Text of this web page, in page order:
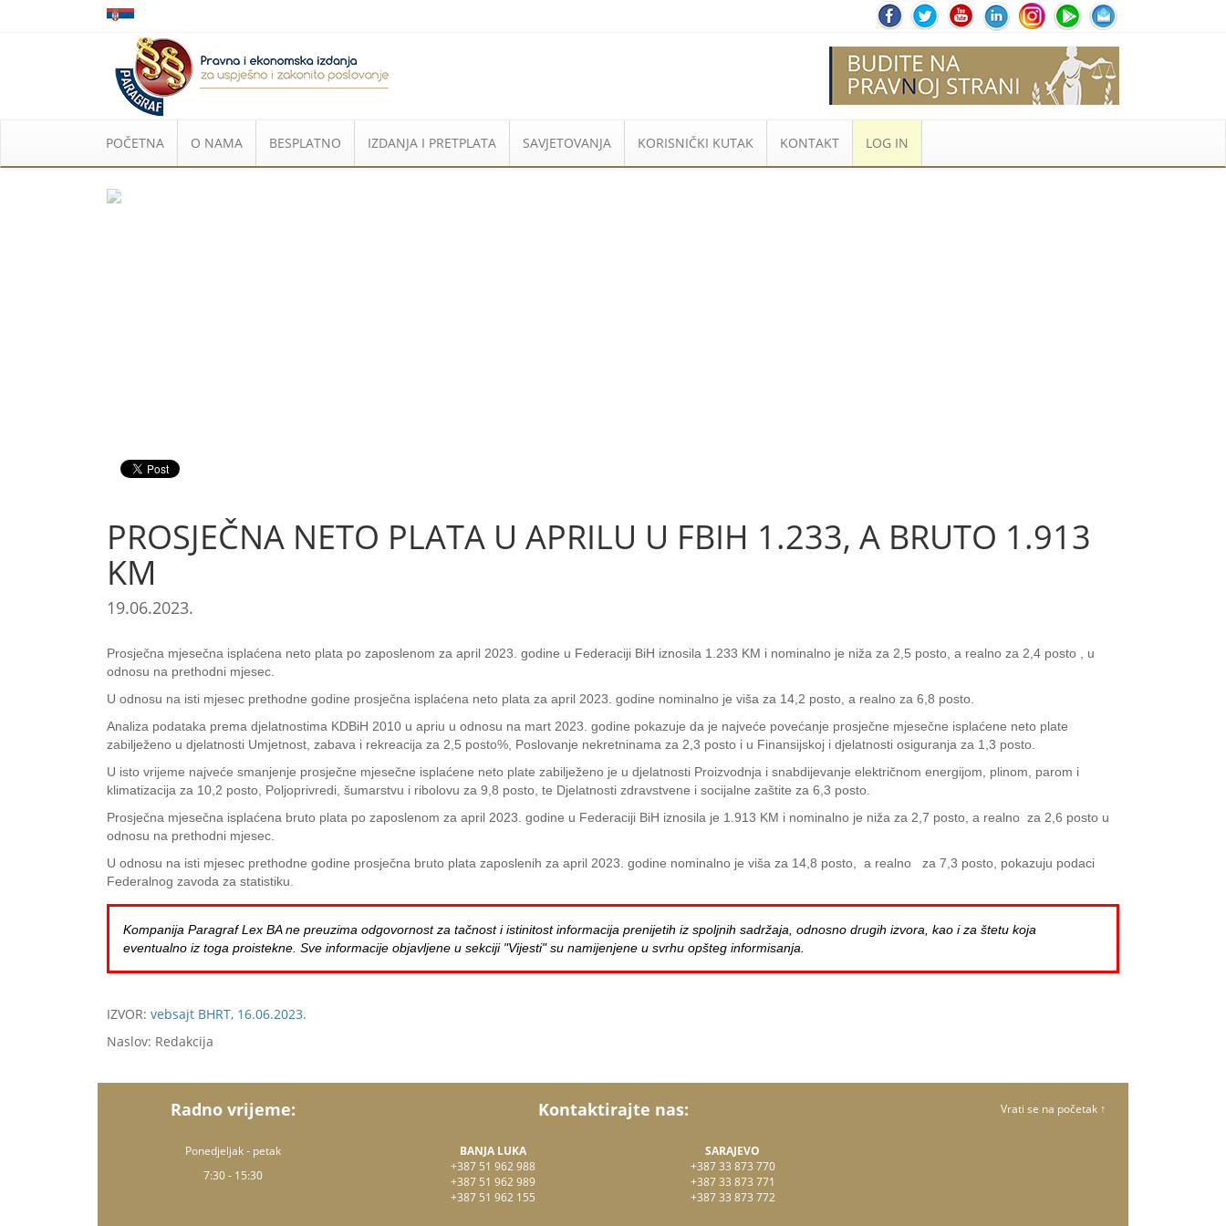
POČETNA O NAMA BESPLATNO IZDANJA I PRETPLATA SAVJETOVANJA KORISNIČKI KUTAK KONTAKT LOG IN
PROSJEČNA NETO PLATA U APRILU U FBIH 1.233, A BRUTO 1.913
KM
19.06.2023.
Prosječna mjesečna isplaćena neto plata po zaposlenom za april 2023. godine u Federaciji BiH iznosila 1.233 KM i nominalno je niža za 2,5 posto, a realno za 2,4 posto , u
odnosu na prethodni mjesec.
U odnosu na isti mjesec prethodne godine prosječna isplaćena neto plata za april 2023. godine nominalno je viša za 14,2 posto, a realno za 6,8 posto.
Analiza podataka prema djelatnostima KDBiH 2010 u apriu u odnosu na mart 2023. godine pokazuje da je najveće povećanje prosječne mjesečne isplaćene neto plate
zabilježeno u djelatnosti Umjetnost, zabava i rekreacija za 2,5 posto%, Poslovanje nekretninama za 2,3 posto i u Finansijskoj i djelatnosti osiguranja za 1,3 posto.
U isto vrijeme najveće smanjenje prosječne mjesečne isplaćene neto plate zabilježeno je u djelatnosti Proizvodnja i snabdijevanje električnom energijom, plinom, parom i
klimatizacija za 10,2 posto, Poljoprivredi, šumarstvu i ribolovu za 9,8 posto, te Djelatnosti zdravstvene i socijalne zaštite za 6,3 posto.
Prosječna mjesečna isplaćena bruto plata po zaposlenom za april 2023. godine u Federaciji BiH iznosila je 1.913 KM i nominalno je niža za 2,7 posto, a realno za 2,6 posto u
odnosu na prethodni mjesec.
U odnosu na isti mjesec prethodne godine prosječna bruto plata zaposlenih za april 2023. godine nominalno je viša za 14,8 posto, a realno za 7,3 posto, pokazuju podaci
Federalnog zavoda za statistiku.
Kompanija Paragraf Lex BA ne preuzima odgovornost za tačnost i istinitost informacija prenijetih iz spoljnih sadržaja, odnosno drugih izvora, kao i za štetu koja
eventualno iz toga proistekne. Sve informacije objavljene u sekciji "Vijesti" su namijenjene u svrhu opšteg informisanja.
IZVOR: vebsajt BHRT, 16.06.2023.
Naslov: Redakcija
Radno vrijeme:
Ponedjeljak - petak
7:30 - 15:30
Kontaktirajte nas:
BANJA LUKA
+387 51 962 988
+387 51 962 989
+387 51 962 155
SARAJEVO
+387 33 873 770
+387 33 873 771
+387 33 873 772
Vrati se na početak ↑